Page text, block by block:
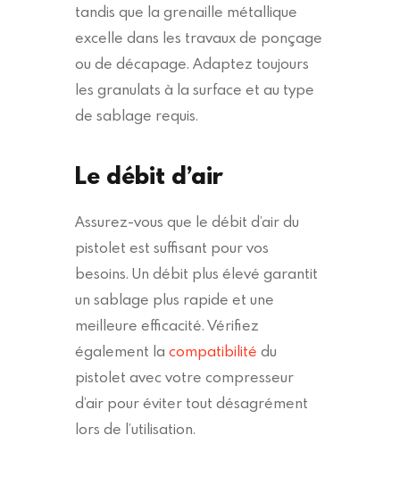
tandis que la grenaille métallique
excelle dans les travaux de ponçage
ou de décapage. Adaptez toujours
les granulats à la surface et au type
de sablage requis.
Le débit d’air
Assurez-vous que le débit d’air du
pistolet est suffisant pour vos
besoins. Un débit plus élevé garantit
un sablage plus rapide et une
meilleure efficacité. Vérifiez
également la compatibilité du
pistolet avec votre compresseur
d’air pour éviter tout désagrément
lors de l’utilisation.